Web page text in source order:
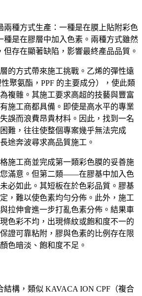
兩種方式生產：一種是在膜上貼附彩色
種是在膠層中加入色素。兩種方式雖然
存在顯著缺陷，影響最終產品品質。
的方式帶來施工挑戰。乙烯的彈性遠
聚氨酯，PPF 的主要成分），使此類
複雜。其施工要求高超的技藝與豐富
施工商都具備。即使是高水平的專業
誤而浪費昂貴材料。因此，找到一名
難，往往使整個專案幾乎無法完成
途奔波尋求高品質施工。
施工商並完成第一類彩色膜的妥善施
滿意。但第二類——在膠基中加入色
必如此。其短板在於色彩品質。膠基
，難以使色素均勻分佈。此外，施工
拉伸會進一步打亂色素分佈。結果車
色彩不均，出現條紋或飽和度不一的
證可靠粘附，膠與色素的比例存在限
色暗淡、飽和度不足。
結構，類似 KAVACA ION CPF（複合